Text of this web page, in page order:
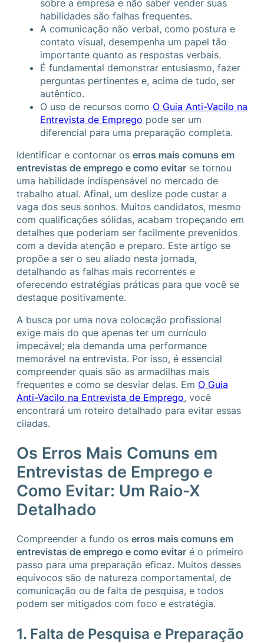
sobre a empresa e não saber vender suas
habilidades são falhas frequentes.
A comunicação não verbal, como postura e
contato visual, desempenha um papel tão
importante quanto as respostas verbais.
É fundamental demonstrar entusiasmo, fazer
perguntas pertinentes e, acima de tudo, ser
autêntico.
O uso de recursos como O Guia Anti-Vacilo na
Entrevista de Emprego pode ser um
diferencial para uma preparação completa.
Identificar e contornar os erros mais comuns em
entrevistas de emprego e como evitar se tornou
uma habilidade indispensável no mercado de
trabalho atual. Afinal, um deslize pode custar a
vaga dos seus sonhos. Muitos candidatos, mesmo
com qualificações sólidas, acabam tropeçando em
detalhes que poderiam ser facilmente prevenidos
com a devida atenção e preparo. Este artigo se
propõe a ser o seu aliado nesta jornada,
detalhando as falhas mais recorrentes e
oferecendo estratégias práticas para que você se
destaque positivamente.
A busca por uma nova colocação profissional
exige mais do que apenas ter um currículo
impecável; ela demanda uma performance
memorável na entrevista. Por isso, é essencial
compreender quais são as armadilhas mais
frequentes e como se desviar delas. Em O Guia
Anti-Vacilo na Entrevista de Emprego, você
encontrará um roteiro detalhado para evitar essas
ciladas.
Os Erros Mais Comuns em
Entrevistas de Emprego e
Como Evitar: Um Raio-X
Detalhado
Compreender a fundo os erros mais comuns em
entrevistas de emprego e como evitar é o primeiro
passo para uma preparação eficaz. Muitos desses
equívocos são de natureza comportamental, de
comunicação ou de falta de pesquisa, e todos
podem ser mitigados com foco e estratégia.
1. Falta de Pesquisa e Preparação